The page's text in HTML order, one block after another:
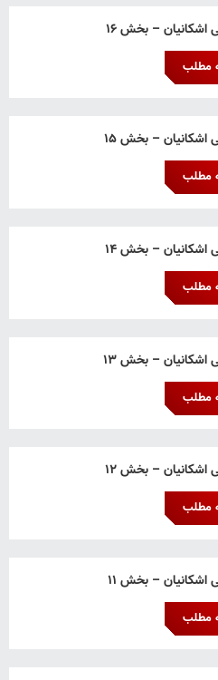
اشکانیان – بخش ۱۶
مطلب
اشکانیان – بخش ۱۵
مطلب
اشکانیان – بخش ۱۴
مطلب
اشکانیان – بخش ۱۳
مطلب
اشکانیان – بخش ۱۲
مطلب
اشکانیان – بخش ۱۱
مطلب